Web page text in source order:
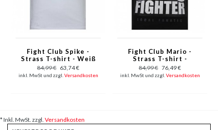
Fight Club Spike -
Strass T-shirt - Weiß
84,99 € 63,74 €
inkl. MwSt und zzgl. Versandkosten
Fight Club Mario -
Strass T-shirt -
Schwarz
84,99 € 76,49 €
inkl. MwSt und zzgl. Versandkosten
* Inkl. MwSt. zzgl. Versandkosten